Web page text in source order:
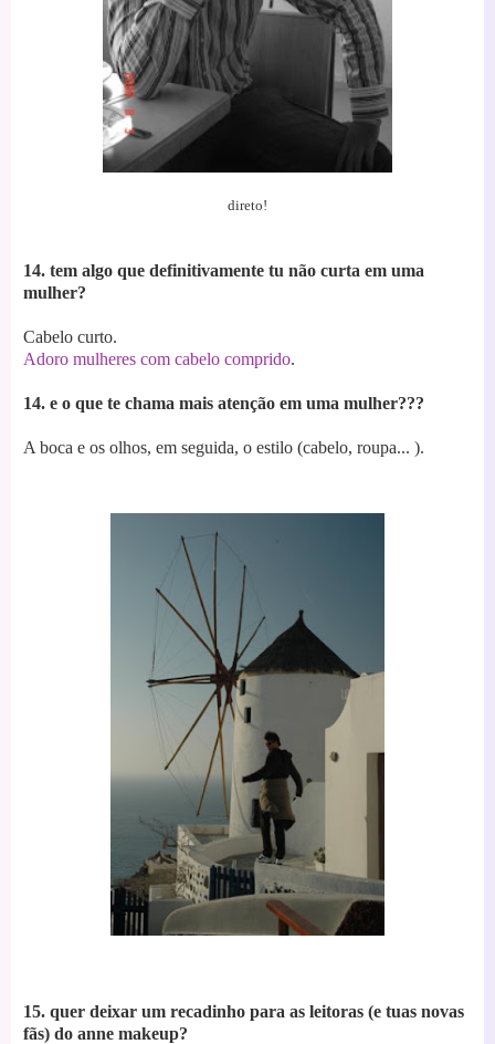
direto!
14. tem algo que definitivamente tu não curta em uma
mulher?
Cabelo curto.
Adoro mulheres com cabelo comprido.
14. e o que te chama mais atenção em uma mulher???
A boca e os olhos, em seguida, o estilo (cabelo, roupa... ).
15. quer deixar um recadinho para as leitoras (e tuas novas
fãs) do anne makeup?